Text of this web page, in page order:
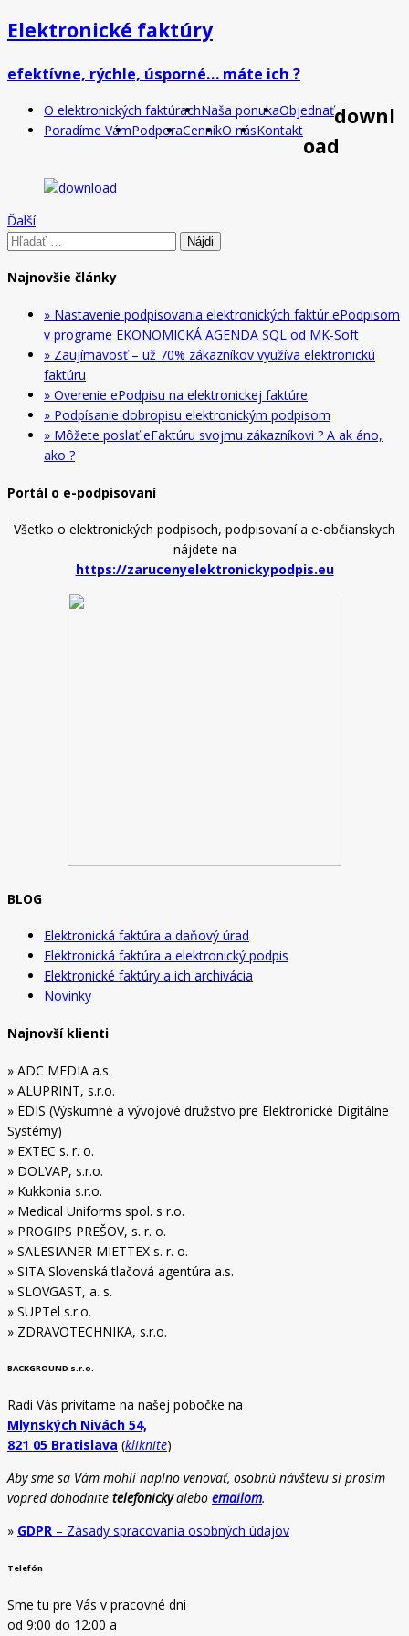
Elektronické faktúry
efektívne, rýchle, úsporné… máte ich ?
O elektronických faktúrachNaša ponukaObjednať
Poradíme VámPodporaCenníkO násKontakt
downl
oad
Ďalší
Hľadať:
Najnovšie články
» Nastavenie podpisovania elektronických faktúr ePodpisom
v programe EKONOMICKÁ AGENDA SQL od MK-Soft
» Zaujímavosť – už 70% zákazníkov využíva elektronickú
faktúru
» Overenie ePodpisu na elektronickej faktúre
» Podpísanie dobropisu elektronickým podpisom
» Môžete poslať eFaktúru svojmu zákazníkovi ? A ak áno,
ako ?
Portál o e-podpisovaní
Všetko o elektronických podpisoch, podpisovaní a e-občianskych
nájdete na
https://zarucenyelektronickypodpis.eu
BLOG
Elektronická faktúra a daňový úrad
Elektronická faktúra a elektronický podpis
Elektronické faktúry a ich archivácia
Novinky
Najnovší klienti
» ADC MEDIA a.s.
» ALUPRINT, s.r.o.
» EDIS (Výskumné a vývojové družstvo pre Elektronické Digitálne
Systémy)
» EXTEC s. r. o.
» DOLVAP, s.r.o.
» Kukkonia s.r.o.
» Medical Uniforms spol. s r.o.
» PROGIPS PREŠOV, s. r. o.
» SALESIANER MIETTEX s. r. o.
» SITA Slovenská tlačová agentúra a.s.
» SLOVGAST, a. s.
» SUPTel s.r.o.
» ZDRAVOTECHNIKA, s.r.o.
BACKGROUND s.r.o.
Radi Vás privítame na našej pobočke na
Mlynských Nivách 54,
821 05 Bratislava (kliknite)
Aby sme sa Vám mohli naplno venovať, osobnú návštevu si prosím
vopred dohodnite telefonickyalebo emailom.
» GDPR – Zásady spracovania osobných údajov
Telefón
Sme tu pre Vás v pracovné dni
od 9:00 do 12:00 a